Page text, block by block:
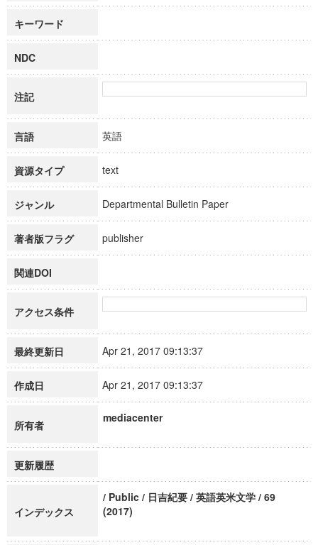
キーワード
NDC
注記
言語 英語
資源タイプ text
ジャンル Departmental Bulletin Paper
著者版フラグ publisher
関連DOI
アクセス条件
最終更新日 Apr 21, 2017 09:13:37
作成日 Apr 21, 2017 09:13:37
所有者
mediacenter
更新履歴
インデックス
/ Public / 日吉紀要 / 英語英米文学 / 69
(2017)